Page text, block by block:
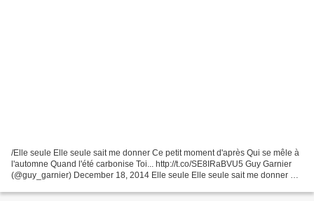
/Elle seule Elle seule sait me donner Ce petit moment d'après Qui se mêle à
l'automne Quand l'été carbonise Toi... http://t.co/SE8IRaBVU5 Guy Garnier
(@guy_garnier) December 18, 2014 Elle seule Elle seule sait me donner Ce